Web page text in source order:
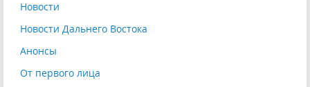
Новости
Новости Дальнего Востока
Анонсы
От первого лица